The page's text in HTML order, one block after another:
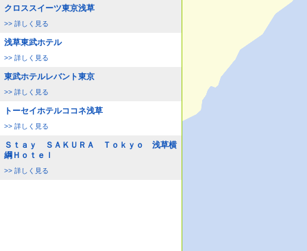
クロススイーツ東京浅草
>> 詳しく見る
浅草東武ホテル
>> 詳しく見る
東武ホテルレバント東京
>> 詳しく見る
トーセイホテルココネ浅草
>> 詳しく見る
Ｓｔａｙ ＳＡＫＵＲＡ Ｔｏｋｙｏ 浅草横
綱Ｈｏｔｅｌ
>> 詳しく見る